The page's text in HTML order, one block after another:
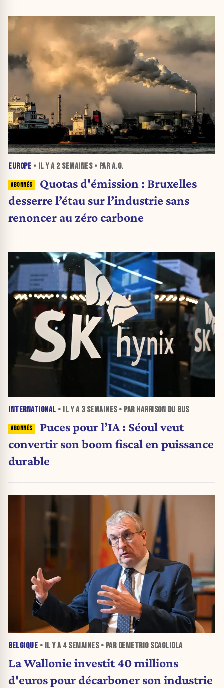
EUROPE • IL Y A 2 SEMAINES• PAR A.G.
Quotas d'émission : Bruxelles
desserre l’étau sur l’industrie sans
renoncer au zéro carbone
INTERNATIONAL • IL Y A 3 SEMAINES• PAR HARRISON DU BUS
Puces pour l’IA : Séoul veut
convertir son boom fiscal en puissance
durable
BELGIQUE • IL Y A 4 SEMAINES• PAR DEMETRIO SCAGLIOLA
La Wallonie investit 40 millions
d'euros pour décarboner son industrie